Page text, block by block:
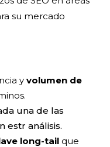
su mercado
yvolumen de
una de las
estr análisis.
long-tail que